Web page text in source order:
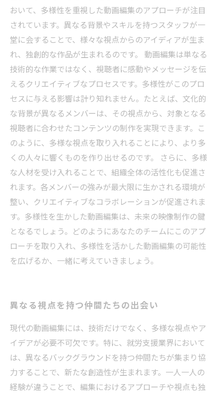
おいて、多様性を重視した動画編集のアプローチが注目
されています。異なる背景やスキルを持つスタッフが一
堂に会することで、様々な視点からのアイディアが生ま
れ、独創的な作品が生まれるのです。 動画編集は単なる
技術的な作業ではなく、視聴者に感動やメッセージを伝
えるクリエイティブなプロセスです。多様性がこのプロ
セスに与える影響は計り知れません。たとえば、文化的
な背景が異なるメンバーは、その視点から、対象となる
視聴者に合わせたコンテンツの制作を実現できます。こ
のように、多様な視点を取り入れることにより、より多
くの人々に響くものを作り出せるのです。 さらに、多様
な人材を受け入れることで、組織全体の活性化も促進さ
れます。各メンバーの強みが最大限に生かされる環境が
整い、クリエイティブなコラボレーションが促進されま
す。多様性を生かした動画編集は、未来の映像制作の鍵
となるでしょう。どのようにあなたのチームにこのアプ
ローチを取り入れ、多様性を活かした動画編集の可能性
を広げるか、一緒に考えていきましょう。
異なる視点を持つ仲間たちの出会い
現代の動画編集には、技術だけでなく、多様な視点やア
イデアが必要不可欠です。特に、就労支援業界において
は、異なるバックグラウンドを持つ仲間たちが集まり協
力することで、新たな創造性が生まれます。一人一人の
経験が違うことで、編集におけるアプローチや視点も独